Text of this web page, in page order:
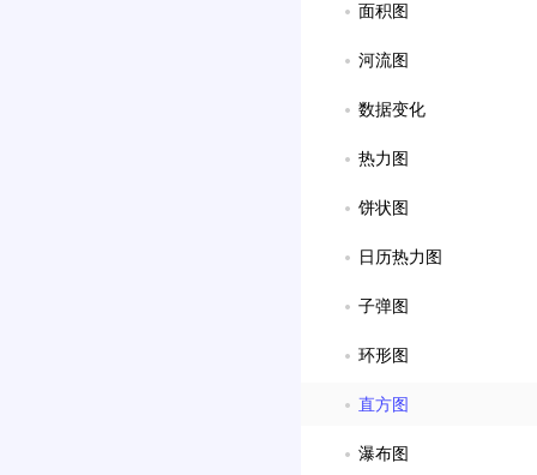
面积图
河流图
数据变化
热力图
饼状图
日历热力图
子弹图
环形图
直方图
瀑布图